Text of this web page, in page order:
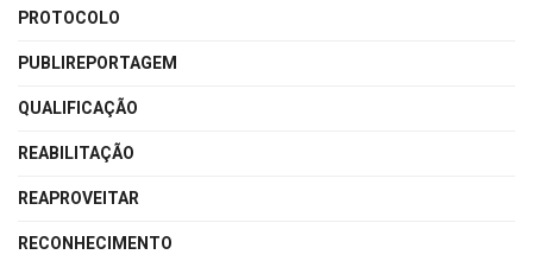
PROTOCOLO
PUBLIREPORTAGEM
QUALIFICAÇÃO
REABILITAÇÃO
REAPROVEITAR
RECONHECIMENTO